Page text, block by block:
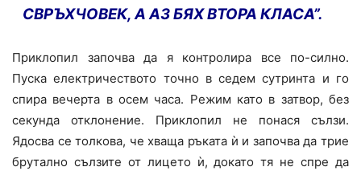
СВРЪХЧОВЕК, А АЗ БЯХ ВТОРА КЛАСА”.
Приклопил започва да я контролира все по-силно.
Пуска електричеството точно в седем сутринта и го
спира вечерта в осем часа. Режим като в затвор, без
секунда отклонение. Приклопил не понася сълзи.
Ядосва се толкова, че хваща ръката ѝ и започва да трие
брутално сълзите от лицето ѝ, докато тя не спре да